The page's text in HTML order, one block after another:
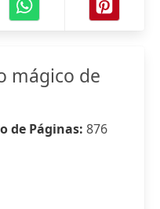
mágico de
de Páginas: 876